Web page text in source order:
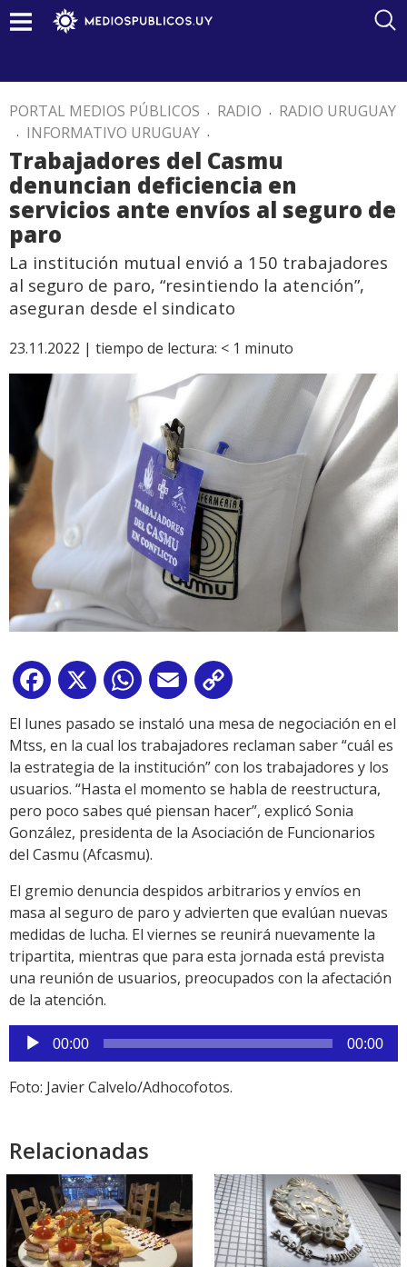
PORTAL MEDIOS PÚBLICOS . RADIO . RADIO URUGUAY
. INFORMATIVO URUGUAY .
Trabajadores del Casmu
denuncian deficiencia en
servicios ante envíos al seguro de
paro
La institución mutual envió a 150 trabajadores
al seguro de paro, “resintiendo la atención”,
aseguran desde el sindicato
23.11.2022 | tiempo de lectura: < 1 minuto
Facebook
X WhatsApp
Email
Link
El lunes pasado se instaló una mesa de negociación en el
Mtss, en la cual los trabajadores reclaman saber “cuál es
la estrategia de la institución” con los trabajadores y los
usuarios. “Hasta el momento se habla de reestructura,
pero poco sabes qué piensan hacer”, explicó Sonia
González, presidenta de la Asociación de Funcionarios
del Casmu (Afcasmu).
El gremio denuncia despidos arbitrarios y envíos en
masa al seguro de paro y advierten que evalúan nuevas
medidas de lucha. El viernes se reunirá nuevamente la
tripartita, mientras que para esta jornada está prevista
una reunión de usuarios, preocupados con la afectación
de la atención.
Reproductor
de
audio
00:00 00:00
Foto: Javier Calvelo/Adhocofotos.
Relacionadas